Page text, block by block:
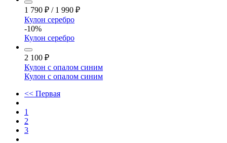
1 790 ₽ / 1 990 ₽
Кулон серебро
-10%
Кулон серебро
2 100 ₽
Кулон с опалом синим
Кулон с опалом синим
<< Первая
1
2
3